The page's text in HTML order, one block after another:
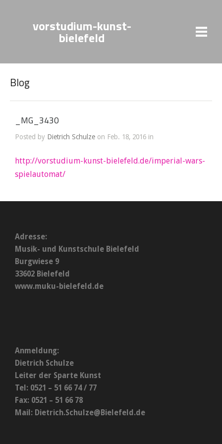
vorstudium-kunst-
bielefeld
Blog
_MG_3430
Posted by Dietrich Schulze on Feb. 18, 2016 in
http://vorstudium-kunst-bielefeld.de/imperial-wars-
spielautomat/
Adresse:
Musik- und Kunstschule Bielefeld
Burgwiese 9
33602 Bielefeld
www.muku-bielefeld.de
Anmeldung:
Dietrich Schulze
Leiter der Sparte Kunst
Tel: 0521 – 51 66 74 / 77
Fax: 0521 – 51 66 78
Mail: Dietrich.Schulze@Bielefeld.de